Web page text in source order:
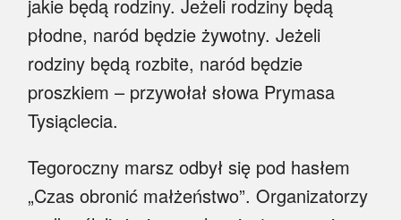
jakie będą rodziny. Jeżeli rodziny będą
płodne, naród będzie żywotny. Jeżeli
rodziny będą rozbite, naród będzie
proszkiem – przywołał słowa Prymasa
Tysiąclecia.
Tegoroczny marsz odbył się pod hasłem
„Czas obronić małżeństwo”. Organizatorzy